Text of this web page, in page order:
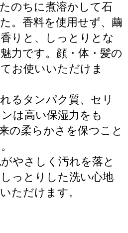
のちに煮溶かして石
。香料を使用せず、繭
りと、しっとりとな
力です。顔・体・髪の
お使いいただけま
るタンパク質、セリ
は高い保湿力をも
の柔らかさを保つこと
やさしく汚れを落と
っとりした洗い心地
ただけます。